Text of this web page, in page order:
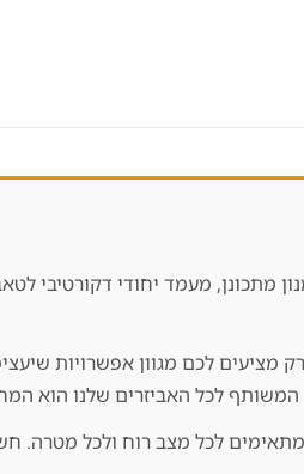
מתכונן, מעמד יחודי דקורטיבי
לכם מגוון אפשרויות
לכל האביזרים שלנו הוא
לכל מצב רוח ולכל מטרה.